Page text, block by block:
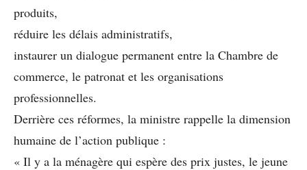
produits,
réduire les délais administratifs,
instaurer un dialogue permanent entre la Chambre de
commerce, le patronat et les organisations
professionnelles.
Derrière ces réformes, la ministre rappelle la dimension
humaine de l’action publique :
« Il y a la ménagère qui espère des prix justes, le jeune